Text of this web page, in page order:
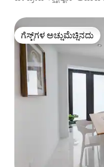
ಗೆಸ್ಟ್‌ಗಳ ಅಚ್ಚುಮೆಚ್ಚಿನದು
ಗೆಸ್ಟ್‌ಗಳ ಅಚ್ಚುಮೆಚ್ಚಿನದು